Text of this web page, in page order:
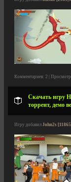
Комментариев: 2 |
Скачать игру
торрент, демо
Игру добавил John2s